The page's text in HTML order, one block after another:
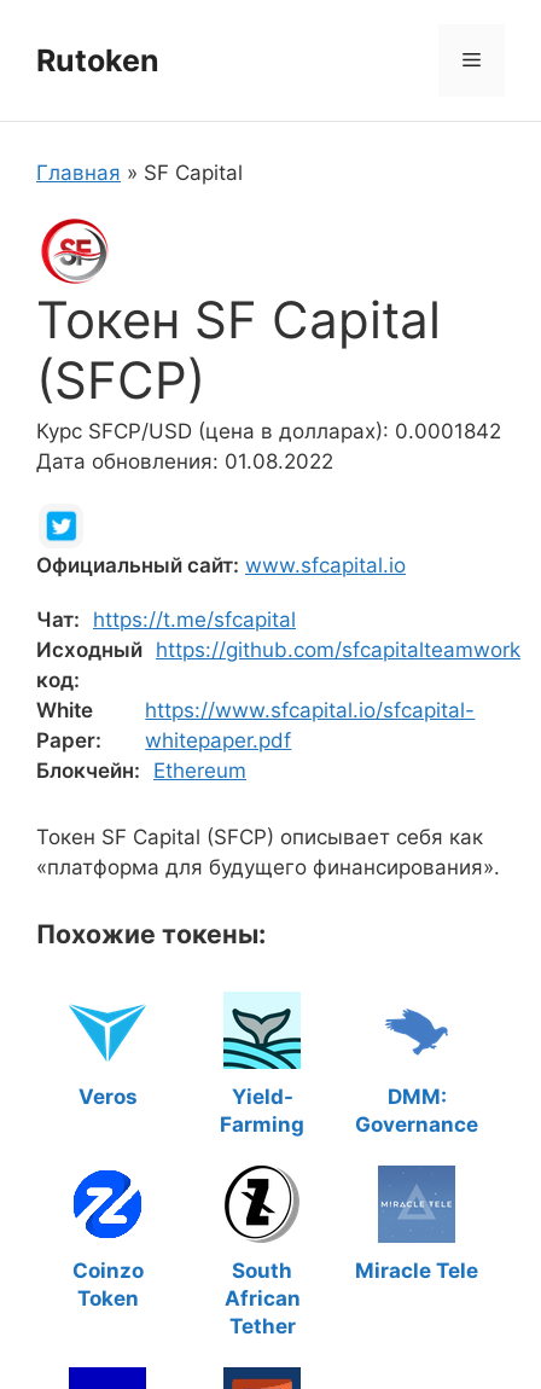
содержимому
Rutoken Меню
Главная » SF Capital
Токен SF Capital
(SFCP)
Курс SFCP/USD (цена в долларах): 0.0001842
Дата обновления: 01.08.2022
Официальный сайт: www.sfcapital.io
Чат:
https://t.me/sfcapital
Исходный
код:
https://github.com/sfcapitalteamwork
White
Paper:
https://www.sfcapital.io/sfcapital-
whitepaper.pdf
Блокчейн:
Ethereum
Токен SF Capital (SFCP) описывает себя как
«платформа для будущего финансирования».
Похожие токены:
Veros
Yield-
Farming
DMM:
Governance
Coinzo
Token
South
African
Tether
Miracle Tele